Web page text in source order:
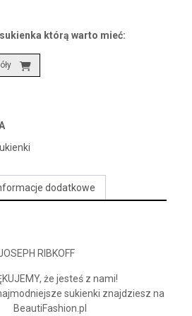
którą warto mieć:
dodatkowe
RIBKOFF
że jesteś z nami!
sukienki znajdziesz na
BeautiFashion.pl